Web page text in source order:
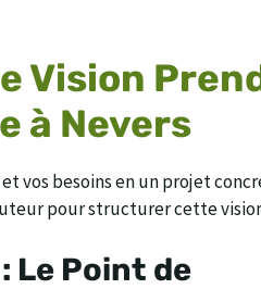
Vision
à Nevers
vos besoins en un projet
pour structurer cette
Le Point de